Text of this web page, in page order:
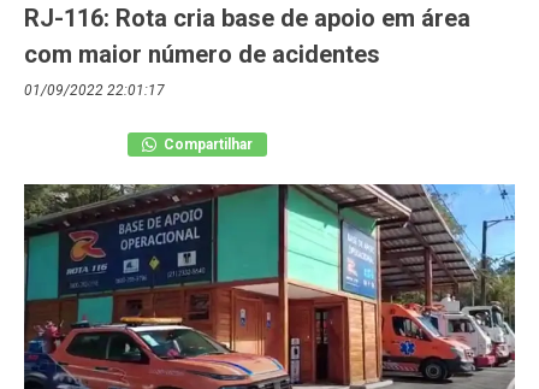
RJ-116: Rota cria base de apoio em área
com maior número de acidentes
01/09/2022 22:01:17
Compartilhar